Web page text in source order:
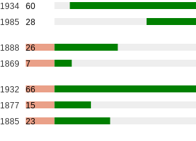
1934
60
1985 28
1888
26
1869 7
1932
66
1877
15
1885 23